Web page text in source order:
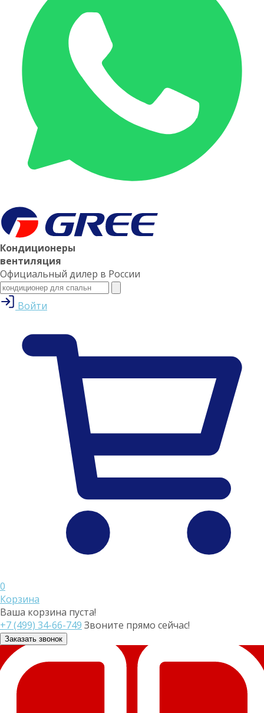
Кондиционеры
вентиляция
Официальный дилер в России
Войти
0
Корзина
Ваша корзина пуста!
+7 (499) 34-66-749 Звоните прямо сейчас!
Заказать звонок